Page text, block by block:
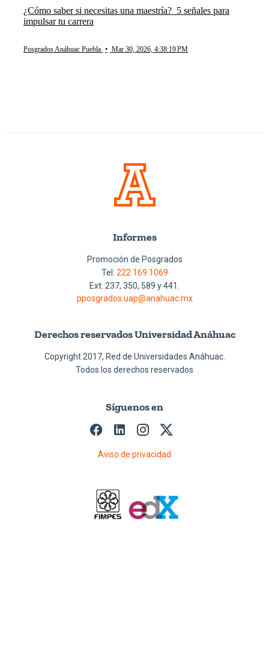
¿Cómo saber si necesitas una maestría? 5 señales para
impulsar tu carrera
Posgrados Anáhuac Puebla • Mar 30, 2026, 4:38:19 PM
Informes
Promoción de Posgrados
Tel: 222 169 1069
Ext: 237, 350, 589 y 441.
pposgrados.uap@anahuac.mx
Derechos reservados Universidad Anáhuac
Copyright 2017, Red de Universidades Anáhuac.
Todos los derechos reservados
Síguenos en
Aviso de privacidad